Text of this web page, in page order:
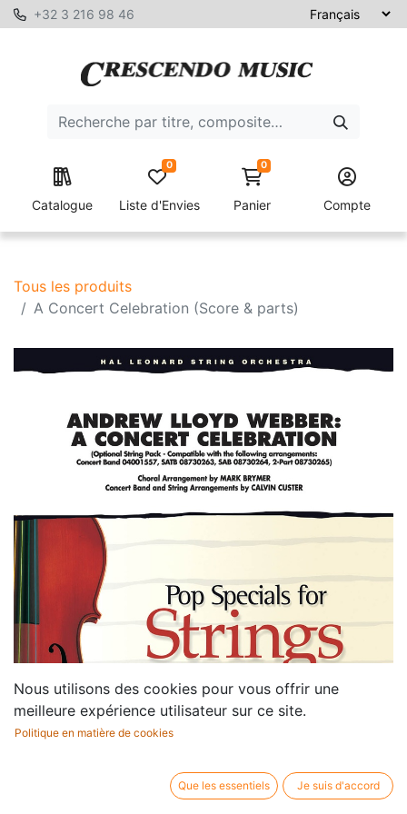
+32 3 216 98 46
Catalogue Liste d'Envies
0 0
Panier Compte
Tous les produits
A Concert Celebration (Score & parts)
Nous utilisons des cookies pour vous offrir une
meilleure expérience utilisateur sur ce site.
Politique en matière de cookies
Que les essentiels Je suis d'accord